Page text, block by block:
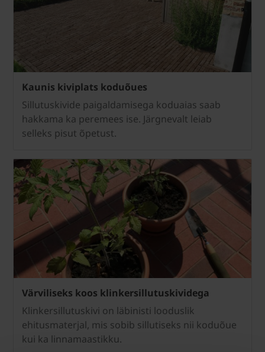
Kaunis kiviplats koduõues
Sillutuskivide paigaldamisega koduaias saab
hakkama ka peremees ise. Järgnevalt leiab
selleks pisut õpetust.
Värviliseks koos klinkersillutuskividega
Klinkersillutuskivi on läbinisti looduslik
ehitusmaterjal, mis sobib sillutiseks nii koduõue
kui ka linnamaastikku.